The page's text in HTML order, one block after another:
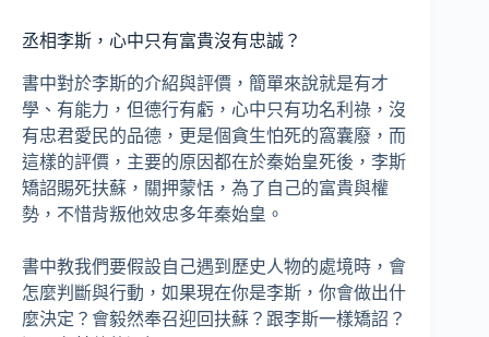
丞相李斯，心中只有富貴沒有忠誠？
書中對於李斯的介紹與評價，簡單來說就是有才
學、有能力，但德行有虧，心中只有功名利祿，沒
有忠君愛民的品德，更是個貪生怕死的窩囊廢，而
這樣的評價，主要的原因都在於秦始皇死後，李斯
矯詔賜死扶蘇，關押蒙恬，為了自己的富貴與權
勢，不惜背叛他效忠多年秦始皇。
書中教我們要假設自己遇到歷史人物的處境時，會
怎麼判斷與行動，如果現在你是李斯，你會做出什
麼決定？會毅然奉召迎回扶蘇？跟李斯一樣矯詔？